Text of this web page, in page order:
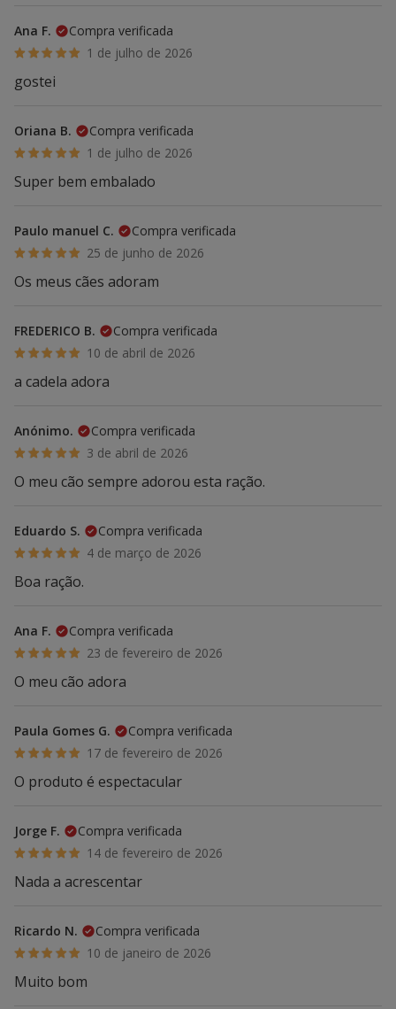
Ana F.
Compra verificada
1 de julho de 2026
gostei
Oriana B.
Compra verificada
1 de julho de 2026
Super bem embalado
Paulo manuel C.
Compra verificada
25 de junho de 2026
Os meus cães adoram
FREDERICO B.
Compra verificada
10 de abril de 2026
a cadela adora
Anónimo.
Compra verificada
3 de abril de 2026
O meu cão sempre adorou esta ração.
Eduardo S.
Compra verificada
4 de março de 2026
Boa ração.
Ana F.
Compra verificada
23 de fevereiro de 2026
O meu cão adora
Paula Gomes G.
Compra verificada
17 de fevereiro de 2026
O produto é espectacular
Jorge F.
Compra verificada
14 de fevereiro de 2026
Nada a acrescentar
Ricardo N.
Compra verificada
10 de janeiro de 2026
Muito bom